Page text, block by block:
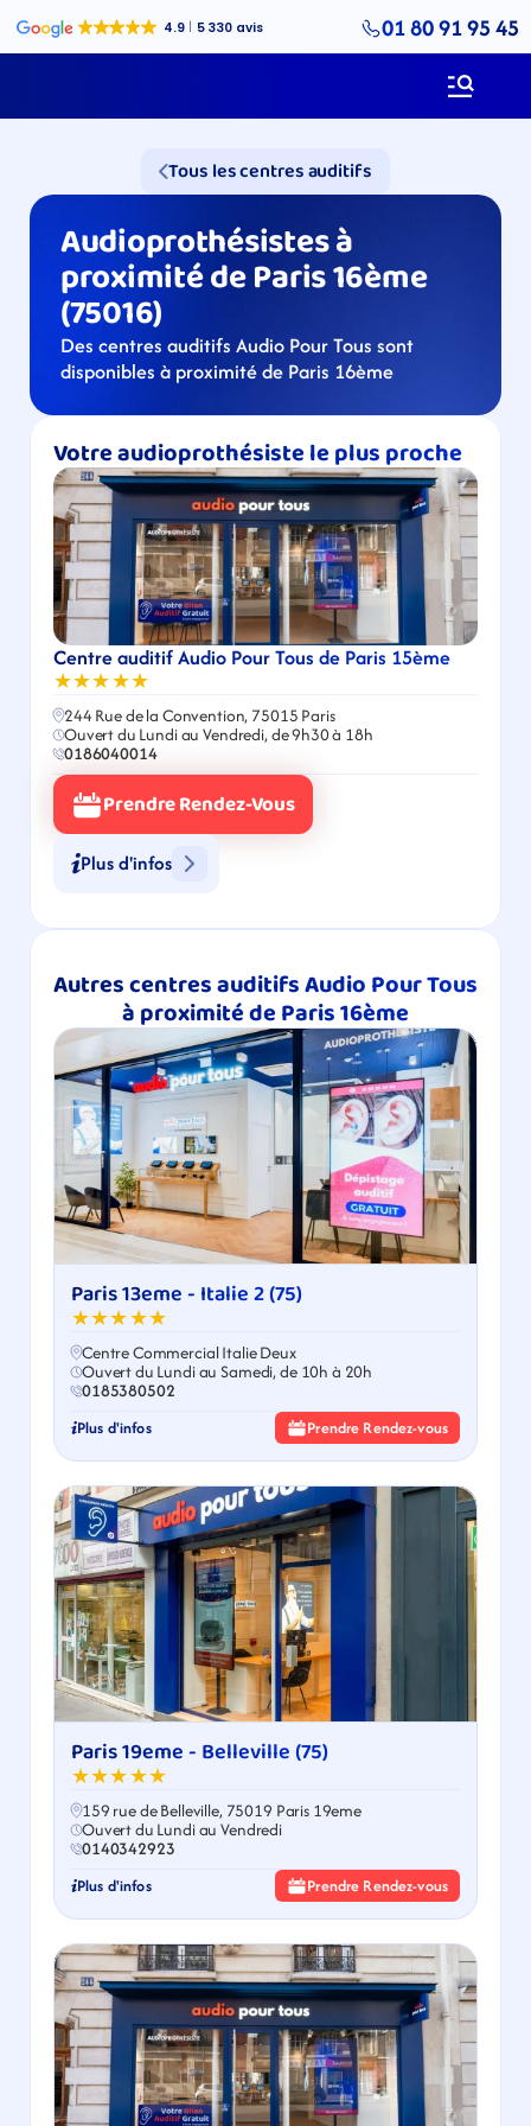
01 80 91 95 45
Tous les centres auditifs
Audioprothésistes à
proximité de Paris 16ème
(75016)
Des centres auditifs Audio Pour Tous sont
disponibles à proximité de Paris 16ème
Votre audioprothésiste le plus proche
Centre auditif Audio Pour Tous de Paris 15ème
★★★★★
244 Rue de la Convention, 75015 Paris
Ouvert du Lundi au Vendredi, de 9h30 à 18h
0186040014
Prendre Rendez-Vous
Plus d'infos
Autres centres auditifs Audio Pour Tous
à proximité de Paris 16ème
Paris 13eme - Italie 2 (75)
★★★★★
Centre Commercial Italie Deux
Ouvert du Lundi au Samedi, de 10h à 20h
0185380502
Plus d'infos Prendre Rendez-vous
Paris 19eme - Belleville (75)
★★★★★
159 rue de Belleville, 75019 Paris 19eme
Ouvert du Lundi au Vendredi
0140342923
Plus d'infos Prendre Rendez-vous